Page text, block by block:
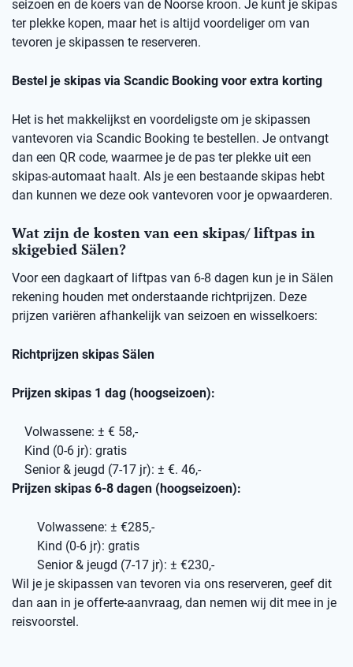
seizoen en de koers van de Noorse kroon. Je kunt je skipas
ter plekke kopen, maar het is altijd voordeliger om van
tevoren je skipassen te reserveren.
Bestel je skipas via Scandic Booking voor extra korting
Het is het makkelijkst en voordeligste om je skipassen
vantevoren via Scandic Booking te bestellen. Je ontvangt
dan een QR code, waarmee je de pas ter plekke uit een
skipas-automaat haalt. Als je een bestaande skipas hebt
dan kunnen we deze ook vantevoren voor je opwaarderen.
Wat zijn de kosten van een skipas/ liftpas in
skigebied Sälen?
Voor een dagkaart of liftpas van 6-8 dagen kun je in Sälen
rekening houden met onderstaande richtprijzen. Deze
prijzen variëren afhankelijk van seizoen en wisselkoers:
Richtprijzen skipas Sälen
Prijzen skipas 1 dag (hoogseizoen):
Volwassene: ± € 58,-
Kind (0-6 jr): gratis
Senior & jeugd (7-17 jr): ± €. 46,-
Prijzen skipas 6-8 dagen (hoogseizoen):
Volwassene: ± €285,-
Kind (0-6 jr): gratis
Senior & jeugd (7-17 jr): ± €230,-
Wil je je skipassen van tevoren via ons reserveren, geef dit
dan aan in je offerte-aanvraag, dan nemen wij dit mee in je
reisvoorstel.